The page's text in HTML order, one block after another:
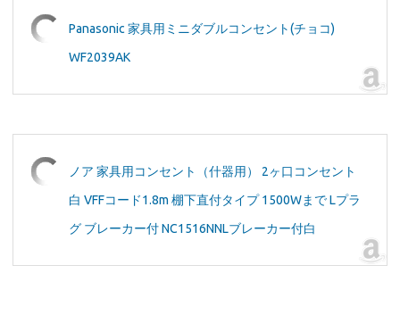
Panasonic 家具用ミニダブルコンセント(チョコ)
WF2039AK
ノア 家具用コンセント（什器用） 2ヶ口コンセント
白 VFFコード1.8m 棚下直付タイプ 1500Wまで Lプラ
グ ブレーカー付 NC1516NNLブレーカー付白